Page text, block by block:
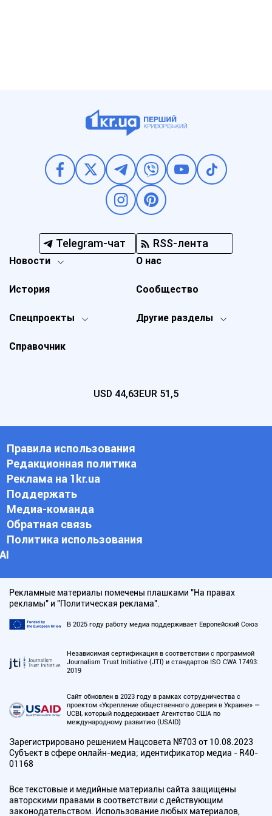
Telegram-чат RSS-лента
Новости
Спецпроекты Другие разделы
История
О нас
Справочник
Сообщество
USD 44,63EUR 51,5
Правила использования
Редакционная политика
Реклама на 1kr.ua
Поддержать
Медиа-команда
Обратная связь
Политика использования
АI
Рекламные материалы помечены плашками "На правах
рекламы" и "Политическая реклама".
В 2025 году работу медиа поддерживает Европейский Союз
Независимая сертификация в соответствии с программой
Journalism Trust Initiative (JTI) и стандартов ISO CWA 17493:
2019
Сайт обновлен в 2023 году в рамках сотрудничества с
проектом «Укрепление общественного доверия в Украине» —
UCBI, который поддерживает Агентство США по
международному развитию (USAID)
Зарегистрировано решением Нацсовета №703 от 10.08.2023
Субъект в сфере онлайн-медиа; идентификатор медиа - R40-
01168
Все текстовые и медийные материалы сайта защищены
авторскими правами в соответствии с действующим
законодательством. Использование любых материалов,